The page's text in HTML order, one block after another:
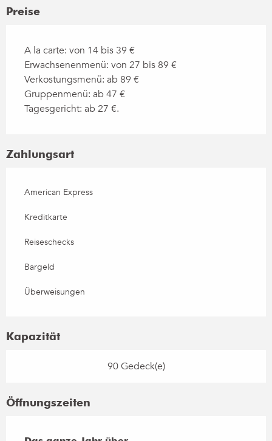
Preise
A la carte: von 14 bis 39 €
Erwachsenenmenü: von 27 bis 89 €
Verkostungsmenü: ab 89 €
Gruppenmenü: ab 47 €
Tagesgericht: ab 27 €.
Zahlungsart
American Express
Kreditkarte
Reiseschecks
Bargeld
Überweisungen
Kapazität
90 Gedeck(e)
Öffnungszeiten